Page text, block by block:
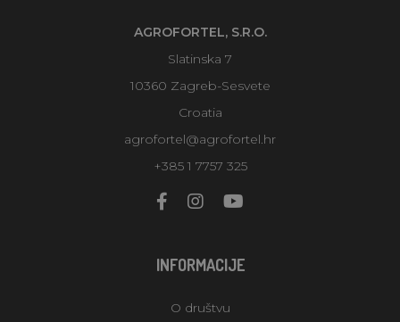
AGROFORTEL, S.R.O.
Slatinska 7
10360 Zagreb-Sesvete
Croatia
agrofortel@agrofortel.hr
+385 1 7757 325
INFORMACIJE
O društvu